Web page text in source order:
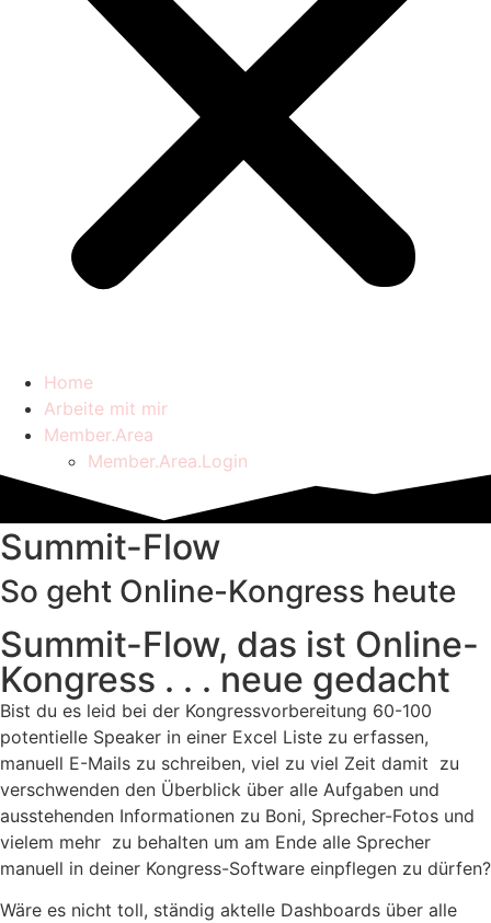
Home
Arbeite mit mir
Member.Area
Member.Area.Login
Summit-Flow
So geht Online-Kongress heute
Summit-Flow, das ist Online-
Kongress . . . neue gedacht
Bist du es leid bei der Kongressvorbereitung 60-100
potentielle Speaker in einer Excel Liste zu erfassen,
manuell E-Mails zu schreiben, viel zu viel Zeit damit zu
verschwenden den Überblick über alle Aufgaben und
ausstehenden Informationen zu Boni, Sprecher-Fotos und
vielem mehr zu behalten um am Ende alle Sprecher
manuell in deiner Kongress-Software einpflegen zu dürfen?
Wäre es nicht toll, ständig aktelle Dashboards über alle